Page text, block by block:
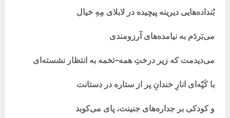
بُنداده‌هایی دیرینه پیچیده در لابلای مِهِ خیال
می‌بَردَم به نیامده‌های آرزومندی
می‌دیدمت که زیر درختِ همه–تخمه به انتظار نشسته‌ای
با کَپّه‌ای انارِ خندانِ پر از ستاره در دستانت
و کودکی بر جداره‌های جنینت، پای می‌کوبد